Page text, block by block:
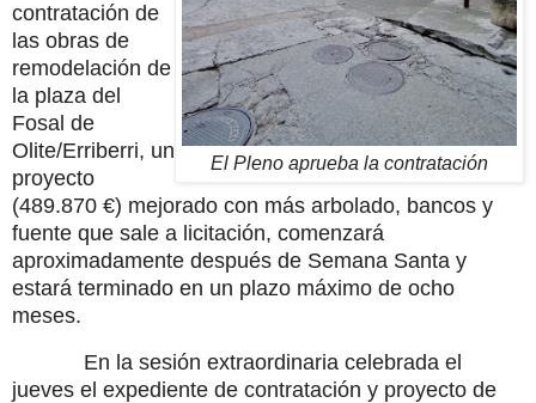
El Pleno aprueba la contratación
contratación de
las obras de
remodelación de
la plaza del
Fosal de
Olite/Erriberri, un
proyecto
(489.870 €) mejorado con más arbolado, bancos y
fuente que sale a licitación, comenzará
aproximadamente después de Semana Santa y
estará terminado en un plazo máximo de ocho
meses.
En la sesión extraordinaria celebrada el
jueves el expediente de contratación y proyecto de